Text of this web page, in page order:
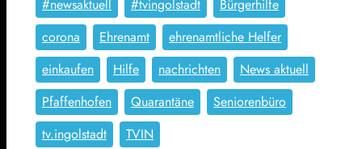
#newsaktuell #tvingolstadt
Bürgerhilfe
corona
Ehrenamt
ehrenamtliche Helfer
einkaufen
Hilfe nachrichten
News aktuell
Pfaffenhofen
Quarantäne
Seniorenbüro
tv.ingolstadt
TVIN